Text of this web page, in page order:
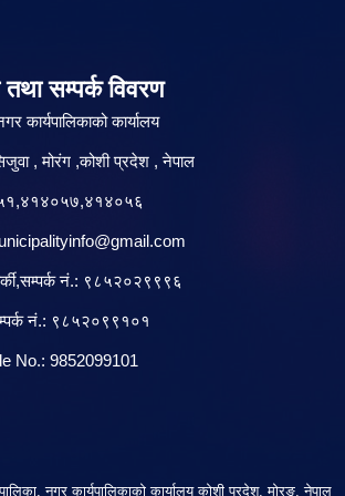
तथा सम्पर्क विवरण
कार्यपालिकाको कार्यालय
, मोरंग ,कोशी प्रदेश , नेपाल
नं.: ९८५२०२९९९६
नं.: ९८५२०९९१०१
No.: 9852099101
नगर कार्यपालिकाको कार्यालय कोशी प्रदेश, मोरङ, नेपाल